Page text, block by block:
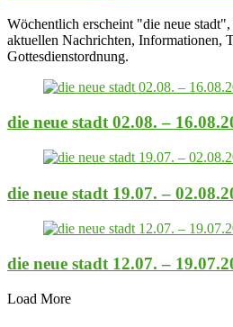
Wöchentlich erscheint "die neue
aktuellen Nachrichten, Informationen,
Gottesdienstordnung.
die neue stadt 02.08. –
die neue stadt 19.07. –
die neue stadt 12.07. –
Load More